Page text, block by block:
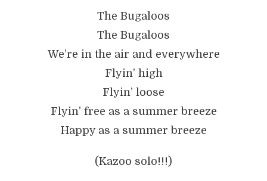
The Bugaloos
The Bugaloos
We’re in the air and everywhere
Flyin’ high
Flyin’ loose
Flyin’ free as a summer breeze
Happy as a summer breeze
(Kazoo solo!!!)